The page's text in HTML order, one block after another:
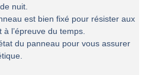
nuit.
est bien fixé pour résister aux
l’épreuve du temps.
du panneau pour vous assurer